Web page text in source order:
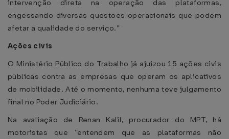
intervenção direta na operação das plataformas,
engessando diversas questões operacionais que podem
afetar a qualidade do serviço.”
Ações civis
O Ministério Público do Trabalho já ajuizou 15 ações civis
públicas contra as empresas que operam os aplicativos
de mobilidade. Até o momento, nenhuma teve julgamento
final no Poder Judiciário.
Na avaliação de Renan Kalil, procurador do MPT, há
motoristas que “entendem que as plataformas não